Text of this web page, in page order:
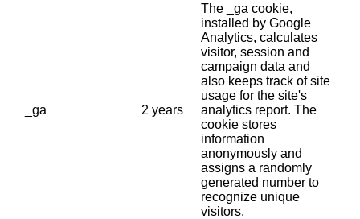
_ga 2 years
The _ga cookie,
installed by Google
Analytics, calculates
visitor, session and
campaign data and
also keeps track of site
usage for the site's
analytics report. The
cookie stores
information
anonymously and
assigns a randomly
generated number to
recognize unique
visitors.